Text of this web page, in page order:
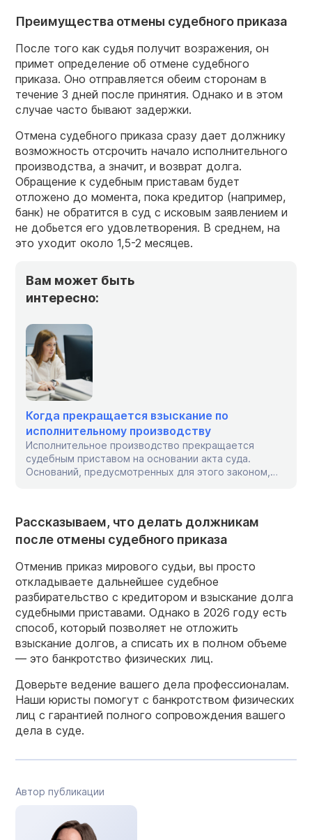
Преимущества отмены судебного приказа
После того как судья получит возражения, он
примет определение об отмене судебного
приказа. Оно отправляется обеим сторонам в
течение 3 дней после принятия. Однако и в этом
случае часто бывают задержки.
Отмена судебного приказа сразу дает должнику
возможность отсрочить начало исполнительного
производства, а значит, и возврат долга.
Обращение к судебным приставам будет
отложено до момента, пока кредитор (например,
банк) не обратится в суд с исковым заявлением и
не добьется его удовлетворения. В среднем, на
это уходит около 1,5-2 месяцев.
Вам может быть
интересно:
Когда прекращается взыскание по
исполнительному производству
Исполнительное производство прекращается
судебным приставом на основании акта суда.
Оснований, предусмотренных для этого законом,
Разберемся, как узнать, окончено ли взыскание,
почему оно может прекратиться, и как получить
проводится через МФЦ. По каким основаниям
прекращается исполнительное производство […]
Рассказываем, что делать должникам
после отмены судебного приказа
Отменив приказ мирового судьи, вы просто
откладываете дальнейшее судебное
разбирательство с кредитором и взыскание долга
судебными приставами. Однако в 2026 году есть
способ, который позволяет не отложить
взыскание долгов, а списать их в полном объеме
— это банкротство физических лиц.
Доверьте ведение вашего дела профессионалам.
Наши юристы помогут с банкротством физических
лиц с гарантией полного сопровождения вашего
дела в суде.
Автор публикации